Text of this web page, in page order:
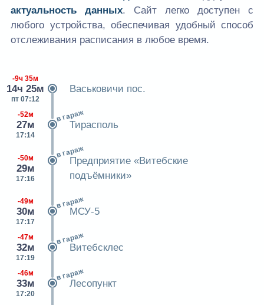
актуальность данных. Сайт легко доступен с
любого устройства, обеспечивая удобный способ
отслеживания расписания в любое время.
-9ч 35м
14ч 25м
пт 07:12
Васьковичи пос.
-52м
27м
17:14
в гараж
Тирасполь
-50м
29м
17:16
в гараж
Предприятие «Витебские
подъёмники»
-49м
30м
17:17
в гараж
МСУ-5
-47м
32м
17:19
в гараж
Витебсклес
-46м
33м
17:20
в гараж
Лесопункт